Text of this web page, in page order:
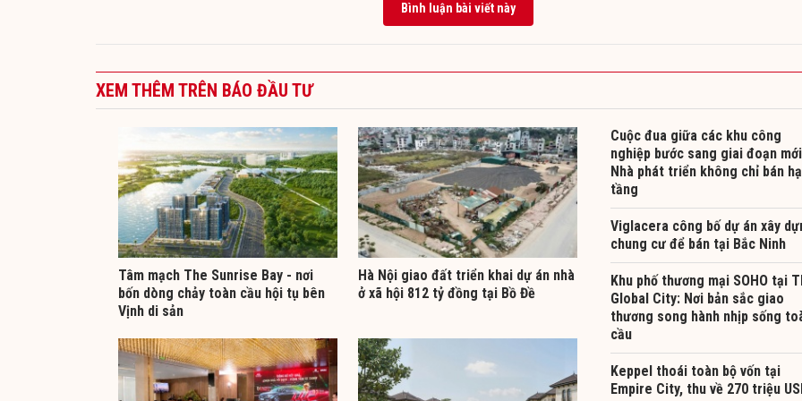
Bình luận bài viết này
XEM THÊM TRÊN BÁO ĐẦU TƯ
Tâm mạch The Sunrise Bay - nơi
bốn dòng chảy toàn cầu hội tụ bên
Vịnh di sản
Hà Nội giao đất triển khai dự án nhà
ở xã hội 812 tỷ đồng tại Bồ Đề
Cuộc đua giữa các khu công
nghiệp bước sang giai đoạn
Nhà phát triển không chỉ bán hạ
tầng
Viglacera công bố dự án xây
chung cư để bán tại Bắc Ninh
Khu phố thương mại SOHO tại
Global City: Nơi bản sắc giao
thương song hành nhịp sống
cầu
Keppel thoái toàn bộ vốn tại
Empire City, thu về 270 triệu